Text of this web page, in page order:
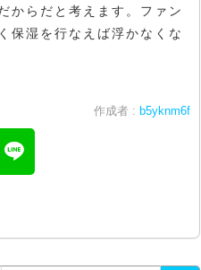
からだと考えます。ファン
保湿を行なえば浮かなくな
作成者 : b5yknm6f